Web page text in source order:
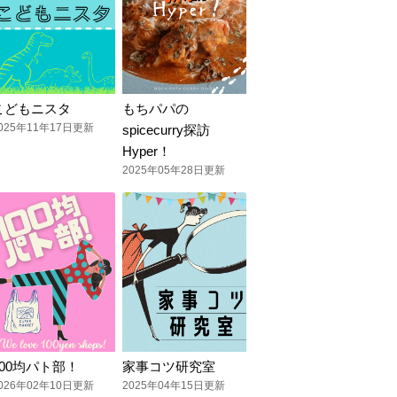
どもニスタ
年11年17日更新
もちパパの
spicecurry探訪
Hyper！
2025年05年28日更新
均パト部！
年02年10日更新
家事コツ研究室
2025年04年15日更新